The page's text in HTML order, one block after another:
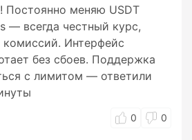
Постоянно меняю USDT
— всегда честный курс,
Интерфейс
без сбоев. Поддержка
с лимитом — ответили
0 0